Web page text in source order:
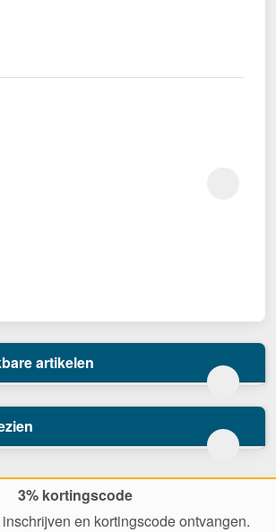
artikelen
3% kortingscode
en kortingscode ontvangen.